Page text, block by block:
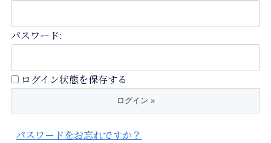
パスワード:
ログイン状態を保存する
パスワードをお忘れですか？